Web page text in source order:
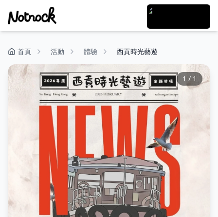
首頁 活動 體驗 西貢時光藝遊
1 / 1